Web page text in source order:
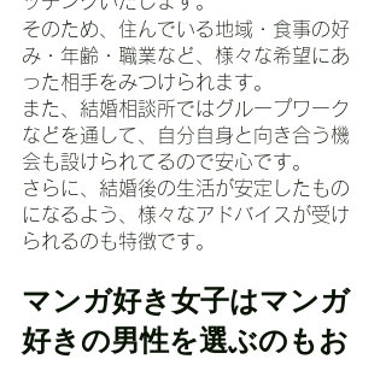
そのため、住んでいる地域・食事の好
み・年齢・職業など、様々な希望にあ
った相手をみつけられます。
また、結婚相談所ではグループワーク
などを通して、自分自身と向き合う機
会も設けられてるので安心です。
さらに、結婚後の生活が安定したもの
になるよう、様々なアドバイスが受け
られるのも特徴です。
マンガ好き女子はマンガ
好きの男性を選ぶのもお